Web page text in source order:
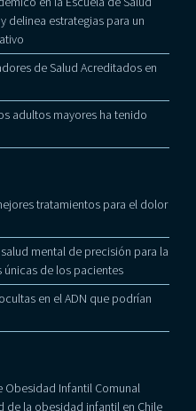
delinea estrategias para un
de Salud Acreditados en
adultos mayores ha tenido
tratamientos para el dolor
mental de precisión para la
de los pacientes
en el ADN que podrían
Obesidad Infantil Comunal
de la obesidad infantil en Chile